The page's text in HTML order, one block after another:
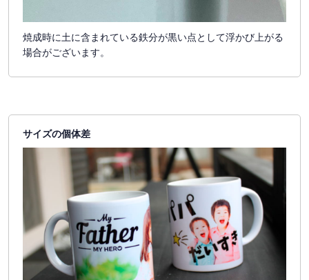
焼成時に土に含まれている鉄分が黒い点として浮かび上がる
場合がございます。
サイズの個体差